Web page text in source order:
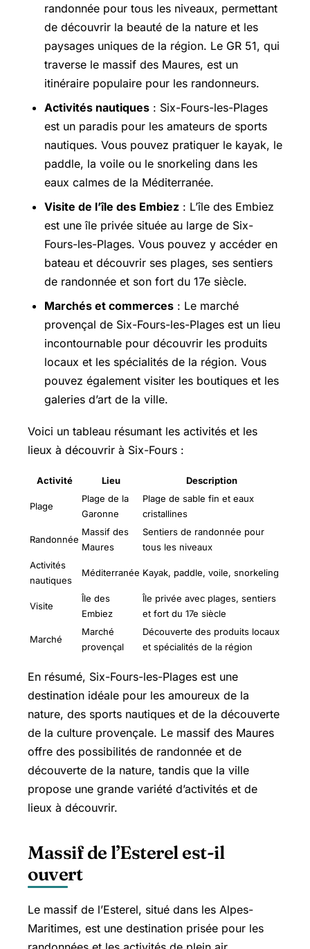
randonnée pour tous les niveaux, permettant
de découvrir la beauté de la nature et les
paysages uniques de la région. Le GR 51, qui
traverse le massif des Maures, est un
itinéraire populaire pour les randonneurs.
Activités nautiques : Six-Fours-les-Plages
est un paradis pour les amateurs de sports
nautiques. Vous pouvez pratiquer le kayak, le
paddle, la voile ou le snorkeling dans les
eaux calmes de la Méditerranée.
Visite de l’île des Embiez : L’île des Embiez
est une île privée située au large de Six-
Fours-les-Plages. Vous pouvez y accéder en
bateau et découvrir ses plages, ses sentiers
de randonnée et son fort du 17e siècle.
Marchés et commerces : Le marché
provençal de Six-Fours-les-Plages est un lieu
incontournable pour découvrir les produits
locaux et les spécialités de la région. Vous
pouvez également visiter les boutiques et les
galeries d’art de la ville.
Voici un tableau résumant les activités et les
lieux à découvrir à Six-Fours :
Activité Lieu Description
Plage
Plage de la
Garonne
Plage de sable fin et eaux
cristallines
Randonnée
Massif des
Maures
Sentiers de randonnée pour
tous les niveaux
Activités
nautiques
Méditerranée Kayak, paddle, voile, snorkeling
Visite
Île des
Embiez
Île privée avec plages, sentiers
et fort du 17e siècle
Marché
Marché
provençal
Découverte des produits locaux
et spécialités de la région
En résumé, Six-Fours-les-Plages est une
destination idéale pour les amoureux de la
nature, des sports nautiques et de la découverte
de la culture provençale. Le massif des Maures
offre des possibilités de randonnée et de
découverte de la nature, tandis que la ville
propose une grande variété d’activités et de
lieux à découvrir.
Massif de l’Esterel est-il
ouvert
Le massif de l’Esterel, situé dans les Alpes-
Maritimes, est une destination prisée pour les